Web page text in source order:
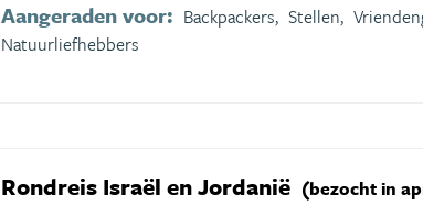
Aangeraden voor: Backpackers, Stellen,
Natuurliefhebbers
Rondreis Israël en Jordanië (bezocht in